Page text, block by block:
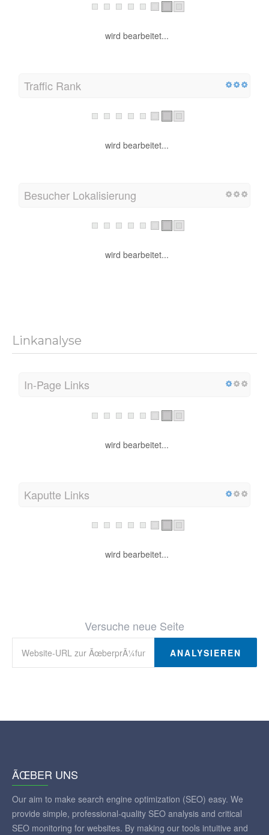
wird bearbeitet...
Traffic Rank
wird bearbeitet...
Besucher Lokalisierung
wird bearbeitet...
Linkanalyse
In-Page Links
wird bearbeitet...
Kaputte Links
wird bearbeitet...
Versuche neue Seite
ANALYSIEREN
ÃŒBER UNS
Our aim to make search engine optimization (SEO) easy. We
provide simple, professional-quality SEO analysis and critical
SEO monitoring for websites. By making our tools intuitive and